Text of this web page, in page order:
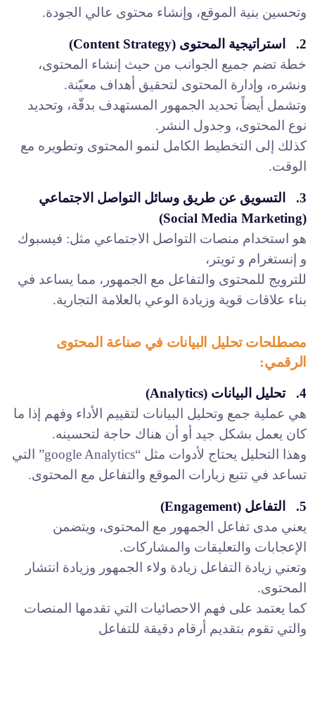
وتحسين بنية الموقع، وإنشاء محتوى عالي الجودة.
2. استراتيجية المحتوى (Content Strategy)
خطة تضم جميع الجوانب من حيث إنشاء المحتوى،
ونشره، وإدارة المحتوى لتحقيق أهداف معيّنة.
وتشمل أيضاً تحديد الجمهور المستهدف بدقّة، وتحديد
نوع المحتوى، وجدول النشر.
كذلك إلى التخطيط الكامل لنمو المحتوى وتطويره مع
الوقت.
3. التسويق عن طريق وسائل التواصل الاجتماعي
(Social Media Marketing)
هو استخدام منصات التواصل الاجتماعي مثل: فيسبوك
و إنستغرام و تويتر،
للترويج للمحتوى والتفاعل مع الجمهور، مما يساعد في
بناء علاقات قوية وزيادة الوعي بالعلامة التجارية.
مصطلحات تحليل البيانات في صناعة المحتوى
الرقمي:
4. تحليل البيانات (Analytics)
هي عملية جمع وتحليل البيانات لتقييم الأداء وفهم إذا ما
كان يعمل بشكل جيد أو أن هناك حاجة لتحسينه.
وهذا التحليل يحتاج لأدوات مثل “google Analytics” التي
تساعد في تتبع زيارات الموقع والتفاعل مع المحتوى.
5. التفاعل (Engagement)
يعني مدى تفاعل الجمهور مع المحتوى، ويتضمن
الإعجابات والتعليقات والمشاركات.
وتعني زيادة التفاعل زيادة ولاء الجمهور وزيادة انتشار
المحتوى.
كما يعتمد على فهم الاحصائيات التي تقدمها المنصات
والتي تقوم بتقديم أرقام دقيقة للتفاعل